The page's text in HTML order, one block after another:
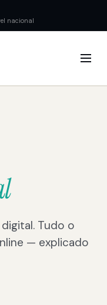
nacional
Tudo o
— explicado